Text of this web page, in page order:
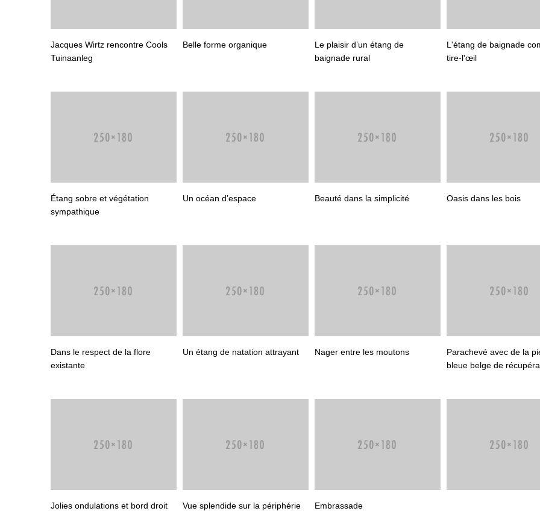
Jacques Wirtz rencontre Cools
Tuinaanleg
Belle forme organique
Le plaisir d’un étang de
baignade rural
L'étang de baignade
tire-l'œil
Étang sobre et végétation
sympathique
Un océan d’espace Beauté dans la simplicité Oasis dans les bois
Dans le respect de la flore
existante
Un étang de natation attrayant Nager entre les moutons
Parachevé avec de la
bleue belge de
Jolies ondulations et bord droit
Vue splendide sur la périphérie
Embrassade